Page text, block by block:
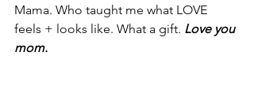
Mama. Who taught me what LOVE
feels + looks like. What a gift. Love you
mom.